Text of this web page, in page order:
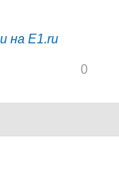
на E1.ru
0